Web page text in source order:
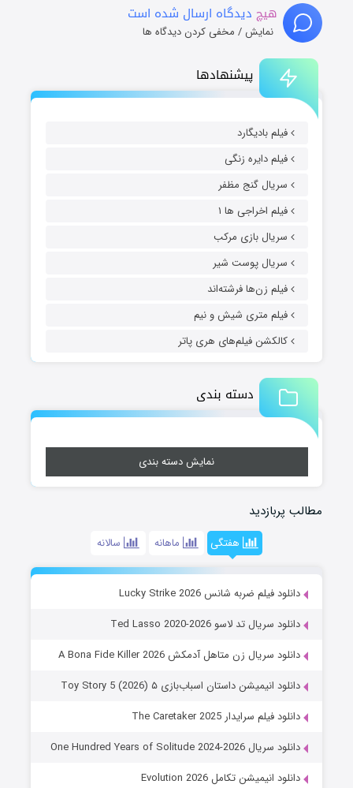
پیشنهادها
فیلم بادیگارد
فیلم دایره زنگی
سریال گنج مظفر
فیلم اخراجی ها ۱
سریال بازی مرکب
سریال پوست شیر
فیلم زن‌ها فرشته‌اند
فیلم متری شیش و نیم
کالکشن فیلم‌های هری پاتر
دسته بندی
نمایش دسته بندی
مطالب پربازدید
هفتگی ماهانه سالانه
دانلود فیلم ضربه شانس Lucky Strike 2026
دانلود سریال تد لاسو Ted Lasso 2020-2026
دانلود سریال زن متاهل آدمکش A Bona Fide Killer 2026
دانلود انیمیشن داستان اسباب‌بازی ۵ Toy Story 5 (2026)
دانلود فیلم سرایدار The Caretaker 2025
دانلود سریال One Hundred Years of Solitude 2024-2026
دانلود انیمیشن تکامل Evolution 2026
هیچ دیدگاه ارسال شده است
نمایش / مخفی کردن دیدگاه ها